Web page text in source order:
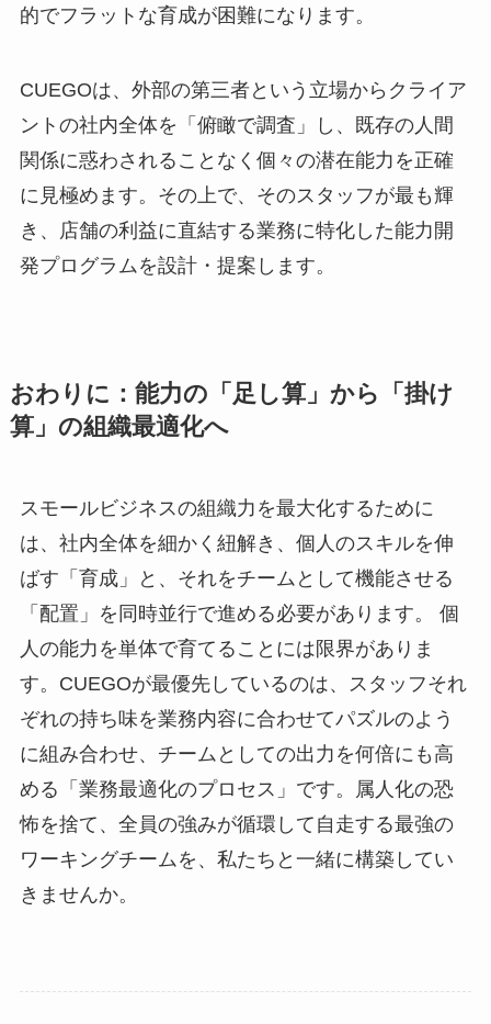
的でフラットな育成が困難になります。
CUEGOは、外部の第三者という立場からクライア
ントの社内全体を「俯瞰で調査」し、既存の人間
関係に惑わされることなく個々の潜在能力を正確
に見極めます。その上で、そのスタッフが最も輝
き、店舗の利益に直結する業務に特化した能力開
発プログラムを設計・提案します。
おわりに：能力の「足し算」から「掛け
算」の組織最適化へ
スモールビジネスの組織力を最大化するために
は、社内全体を細かく紐解き、個人のスキルを伸
ばす「育成」と、それをチームとして機能させる
「配置」を同時並行で進める必要があります。 個
人の能力を単体で育てることには限界がありま
す。CUEGOが最優先しているのは、スタッフそれ
ぞれの持ち味を業務内容に合わせてパズルのよう
に組み合わせ、チームとしての出力を何倍にも高
める「業務最適化のプロセス」です。属人化の恐
怖を捨て、全員の強みが循環して自走する最強の
ワーキングチームを、私たちと一緒に構築してい
きませんか。